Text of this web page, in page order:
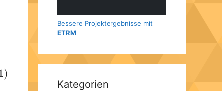
Bessere Projektergebnisse mit
ETRM
Kategorien